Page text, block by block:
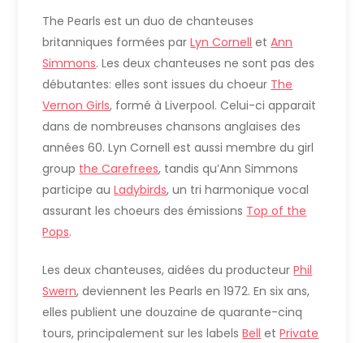
The Pearls est un duo de chanteuses
britanniques formées parLyn Cornell etAnn
Simmons. Les deux chanteuses ne sont pas des
débutantes: elles sont issues du choeur The
Vernon Girls, formé à Liverpool. Celui-ci apparait
dans de nombreuses chansons anglaises des
années 60. Lyn Cornell est aussi membre du girl
group the Carefrees, tandis qu’Ann Simmons
participe auLadybirds, un tri harmonique vocal
assurant les choeurs des émissions Top of the
Pops.
Les deux chanteuses, aidées du producteurPhil
Swern, deviennent les Pearls en 1972. En six ans,
elles publient une douzaine de quarante-cinq
tours, principalement sur les labelsBell etPrivate